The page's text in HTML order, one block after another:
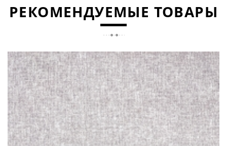
РЕКОМЕНДУЕМЫЕ ТОВАРЫ